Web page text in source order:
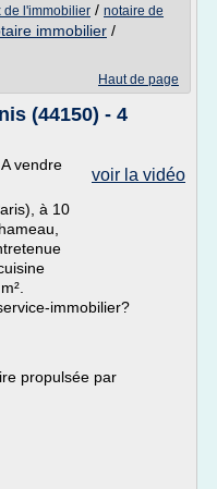
de l'immobilier / notaire de
immobilier /
Haut de page
(44150) - 4
voir la vidéo
vendre
à 10
immobilier?
propulsée par